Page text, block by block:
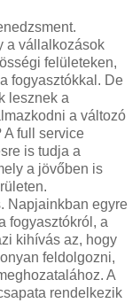
a vállalkozások
felületeken,
fogyasztókkal. De
lesznek a
a változó
A full service
is tudja a
a jövőben is
Napjainkban egyre
fogyasztókról, a
kihívás az, hogy
feldolgozni,
A
rendelkezik